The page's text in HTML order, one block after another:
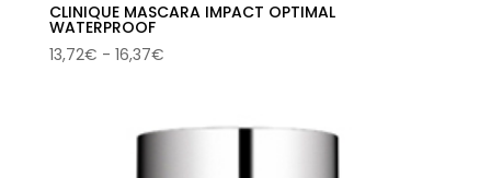
CLINIQUE MASCARA IMPACT OPTIMAL
WATERPROOF
13,72€ - 16,37€Rango
desde